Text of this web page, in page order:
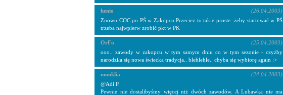
henio
Znowu COC po PŚ w Zakopcu.Przecież to takie proste -żeby startować w PŚ
trzeba najwpierw zrobić pkt w PK
(26.04.2003)
OrFo
ooo.. zawody w zakopcu w tym samym dniu co w tym sezonie - czyżby
narodziła się nowa świecka tradycja.. błehłehłe.. chyba się wybiorę again :>
(25.04.2003)
munklia
@Adi P.
Pewnie nie dostalibyśmy więcej niż dwóch zawodów. A Lubawka nie ma
(24.04.2003)